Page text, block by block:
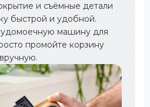
и съёмные детали
быстрой и удобной.
машину для
промойте корзину
вручную.